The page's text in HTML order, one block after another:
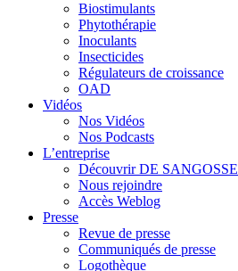
Biostimulants
Phytothérapie
Inoculants
Insecticides
Régulateurs de croissance
OAD
Vidéos
Nos Vidéos
Nos Podcasts
L’entreprise
Découvrir DE SANGOSSE
Nous rejoindre
Accès Weblog
Presse
Revue de presse
Communiqués de presse
Logothèque